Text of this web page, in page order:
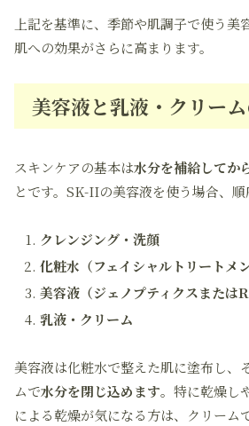
上記を基準に、季節や肌調子で使う美
肌への効果がさらに高まります。
美容液と乳液・クリー
スキンケアの基本は水分を補給してか
とです。SK-IIの美容液を使う場合、順
クレンジング・洗顔
化粧水（フェイシャルトリートメ
美容液（ジェノプティクスまたは
乳液・クリーム
美容液は化粧水で整えた肌に塗布し、
ムで水分を閉じ込めます。特に乾燥し
による乾燥が気になる方は、クリーム